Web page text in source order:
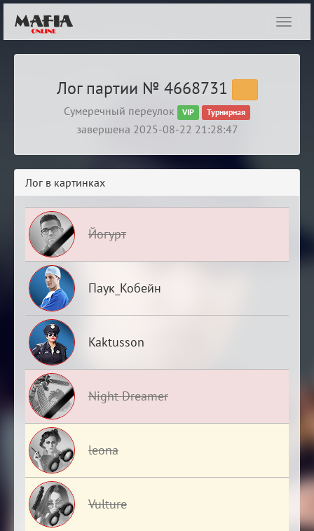
Лог партии № 4668731
Сумеречный переулок VIP Турнирная
завершена 2025-08-22 21:28:47
Лог в картинках
Йогурт
Паук_Кобейн
Kaktusson
Night Dreamer
leona
Vulture